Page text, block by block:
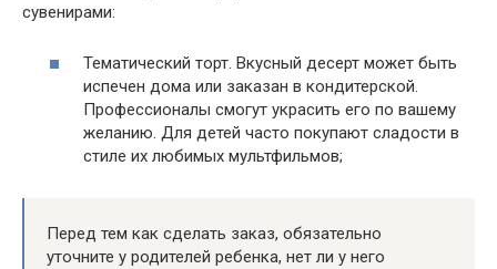
сувенирами:
Тематический торт. Вкусный десерт может быть
испечен дома или заказан в кондитерской.
Профессионалы смогут украсить его по вашему
желанию. Для детей часто покупают сладости в
стиле их любимых мультфильмов;
Перед тем как сделать заказ, обязательно
уточните у родителей ребенка, нет ли у него